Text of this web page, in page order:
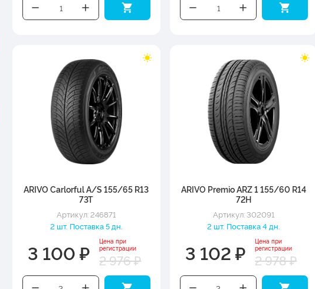
ARIVO Carlorful A/S 155/65 R13
73T
Артикул: 246871
2 шт. Поставка 5 дн.
3 100 ₽
Цена при
регистрации
2 976 ₽
ARIVO Premio ARZ 1 155/60 R14
72H
Артикул: 302091
2 шт. Поставка 4 дн.
3 102 ₽
Цена при
регистрации
2 978 ₽